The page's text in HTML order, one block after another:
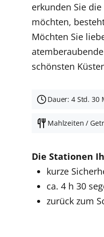
erkunden Sie
möchten,
Möchten Sie
schönsten
Dauer: 4 Std. 30
Mahlzeiten /
Die Stationen
kurze
ca. 4 h 30
zurück zum